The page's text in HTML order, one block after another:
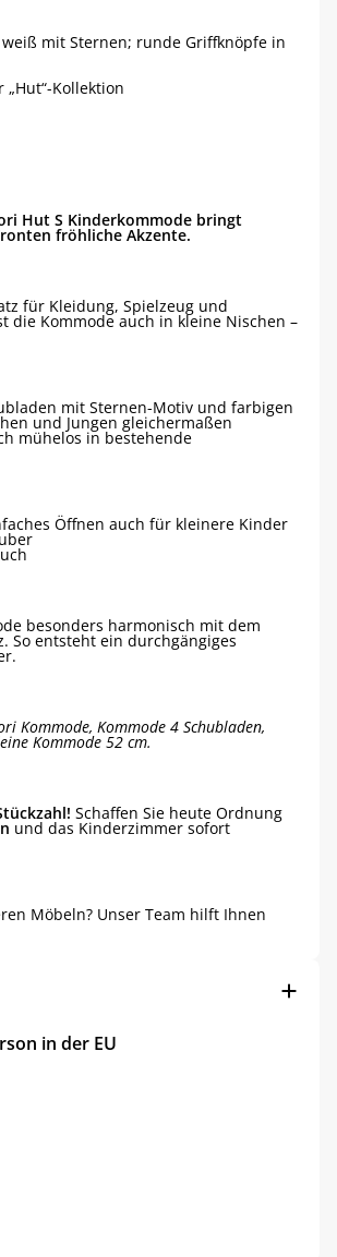
mit Sternen; runde Griffknöpfe in
Kollektion
Hut S Kinderkommode bringt
fröhliche Akzente.
für Kleidung, Spielzeug und
die Kommode auch in kleine Nischen –
mit Sternen-Motiv und farbigen
und Jungen gleichermaßen
mühelos in bestehende
Öffnen auch für kleinere Kinder
besonders harmonisch mit dem
So entsteht ein durchgängiges
Kommode, Kommode 4 Schubladen,
Kommode 52 cm.
Schaffen Sie heute Ordnung
und das Kinderzimmer sofort
Möbeln? Unser Team hilft Ihnen
in der EU